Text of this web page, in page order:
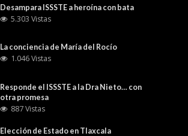
Desampara ISSSTE a heroína con bata
5.303 Vistas
La conciencia de María del Rocío
1.046 Vistas
Responde el ISSSTE a la Dra Nieto… con
otra promesa
887 Vistas
Elección de Estado en Tlaxcala